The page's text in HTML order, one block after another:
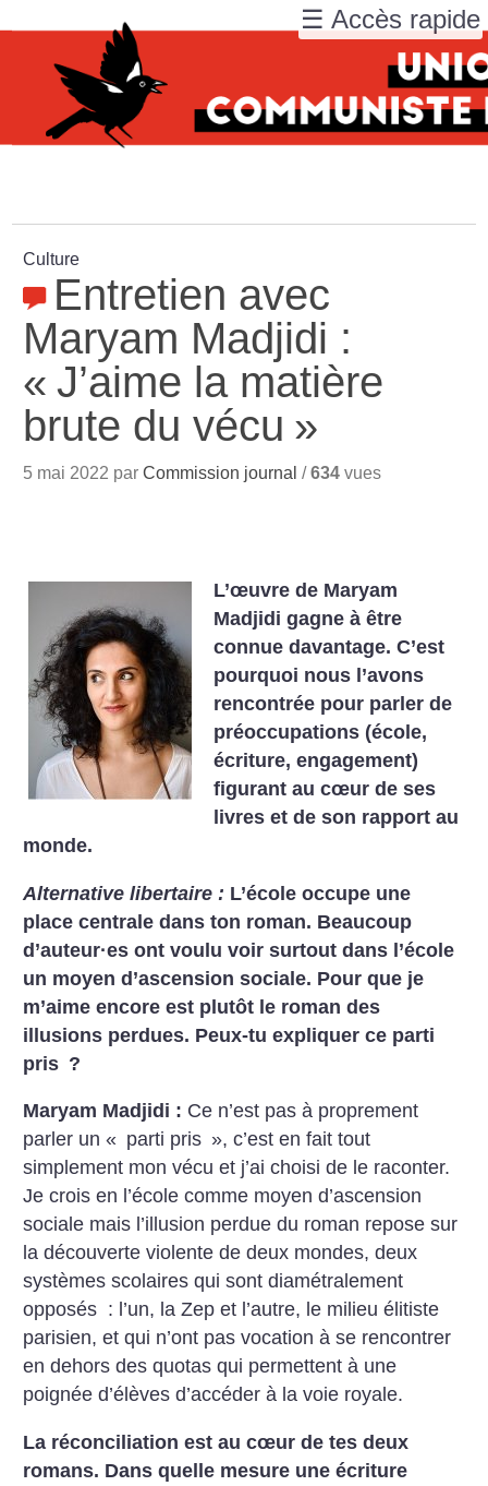
Culture
Entretien avec
Maryam Madjidi :
« J’aime la matière
brute du vécu »
5 mai 2022 parCommission journal /634 vues
L’œuvre de Maryam
Madjidi gagne à être
connue davantage. C’est
pourquoi nous l’avons
rencontrée pour parler de
préoccupations (école,
écriture, engagement)
figurant au cœur de ses
livres et de son rapport au
monde.
Alternative libertaire : L’école occupe une
place centrale dans ton roman. Beaucoup
d’auteur·es ont voulu voir surtout dans l’école
un moyen d’ascension sociale. Pour que je
m’aime encore est plutôt le roman des
illusions perdues. Peux-tu expliquer ce parti
pris ?
Maryam Madjidi : Ce n’est pas à proprement
parler un « parti pris », c’est en fait tout
simplement mon vécu et j’ai choisi de le raconter.
Je crois en l’école comme moyen d’ascension
sociale mais l’illusion perdue du roman repose sur
la découverte violente de deux mondes, deux
systèmes scolaires qui sont diamétralement
opposés : l’un, la Zep et l’autre, le milieu élitiste
parisien, et qui n’ont pas vocation à se rencontrer
en dehors des quotas qui permettent à une
poignée d’élèves d’accéder à la voie royale.
La réconciliation est au cœur de tes deux
romans. Dans quelle mesure une écriture
☰ Accès rapide